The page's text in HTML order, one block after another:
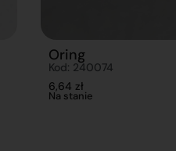
Oring
Kod: 240074
6,64 zł
Na stanie